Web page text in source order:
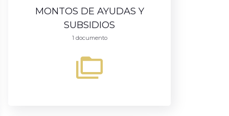
MONTOS DE AYUDAS Y
SUBSIDIOS
1 documento